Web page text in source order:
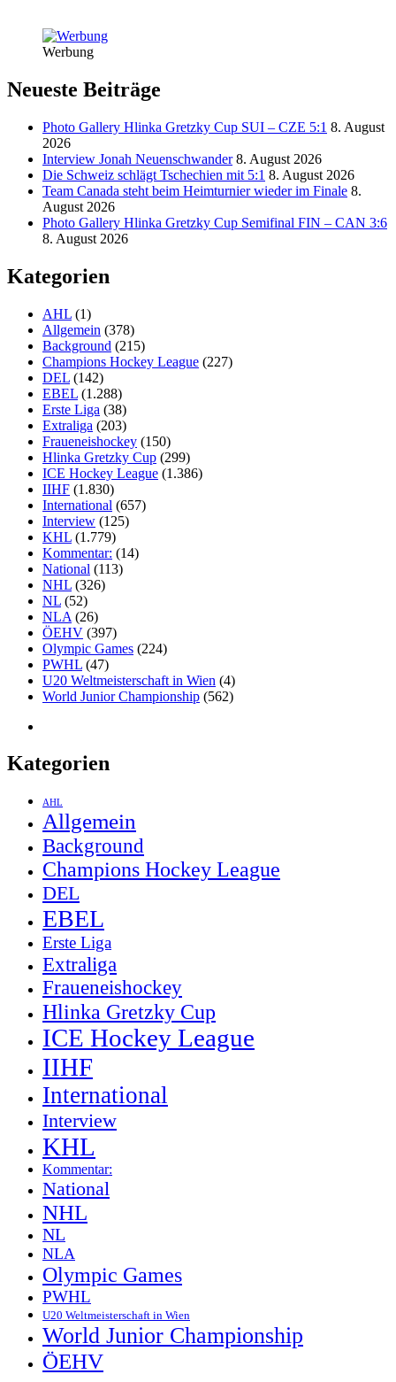
Werbung
Neueste Beiträge
Photo Gallery Hlinka Gretzky Cup SUI – CZE 5:1 8. August
2026
Interview Jonah Neuenschwander 8. August 2026
Die Schweiz schlägt Tschechien mit 5:1 8. August 2026
Team Canada steht beim Heimturnier wieder im Finale 8.
August 2026
Photo Gallery Hlinka Gretzky Cup Semifinal FIN – CAN 3:6
8. August 2026
Kategorien
AHL (1)
Allgemein (378)
Background (215)
Champions Hockey League (227)
DEL (142)
EBEL (1.288)
Erste Liga (38)
Extraliga (203)
Fraueneishockey (150)
Hlinka Gretzky Cup (299)
ICE Hockey League (1.386)
IIHF (1.830)
International (657)
Interview (125)
KHL (1.779)
Kommentar: (14)
National (113)
NHL (326)
NL (52)
NLA (26)
ÖEHV (397)
Olympic Games (224)
PWHL (47)
U20 Weltmeisterschaft in Wien (4)
World Junior Championship (562)
Kategorien
AHL
Allgemein
Background
Champions Hockey League
DEL
EBEL
Erste Liga
Extraliga
Fraueneishockey
Hlinka Gretzky Cup
ICE Hockey League
IIHF
International
Interview
KHL
Kommentar:
National
NHL
NL
NLA
Olympic Games
PWHL
U20 Weltmeisterschaft in Wien
World Junior Championship
ÖEHV